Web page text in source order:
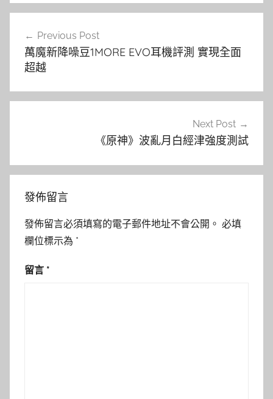
導
覽
Previous Post
萬魔新降噪豆1MORE EVO耳機評測 實現全面
超越
Next Post
《原神》波亂月白經津強度測試
發佈留言
發佈留言必須填寫的電子郵件地址不會公開。 必填
欄位標示為 *
留言 *